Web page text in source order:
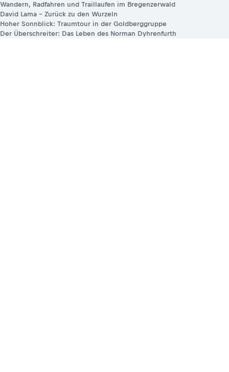
Wandern, Radfahren und Traillaufen im Bregenzerwald
David Lama – Zurück zu den Wurzeln
Hoher Sonnblick: Traumtour in der Goldberggruppe
Der Überschreiter: Das Leben des Norman Dyhrenfurth